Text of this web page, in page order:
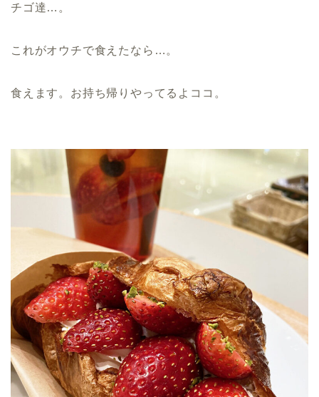
チゴ達…。
これがオウチで食えたなら…。
食えます。お持ち帰りやってるよココ。